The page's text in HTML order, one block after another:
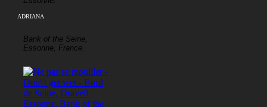
Bank of the Seine,
Essonne, France.
ADRIANA